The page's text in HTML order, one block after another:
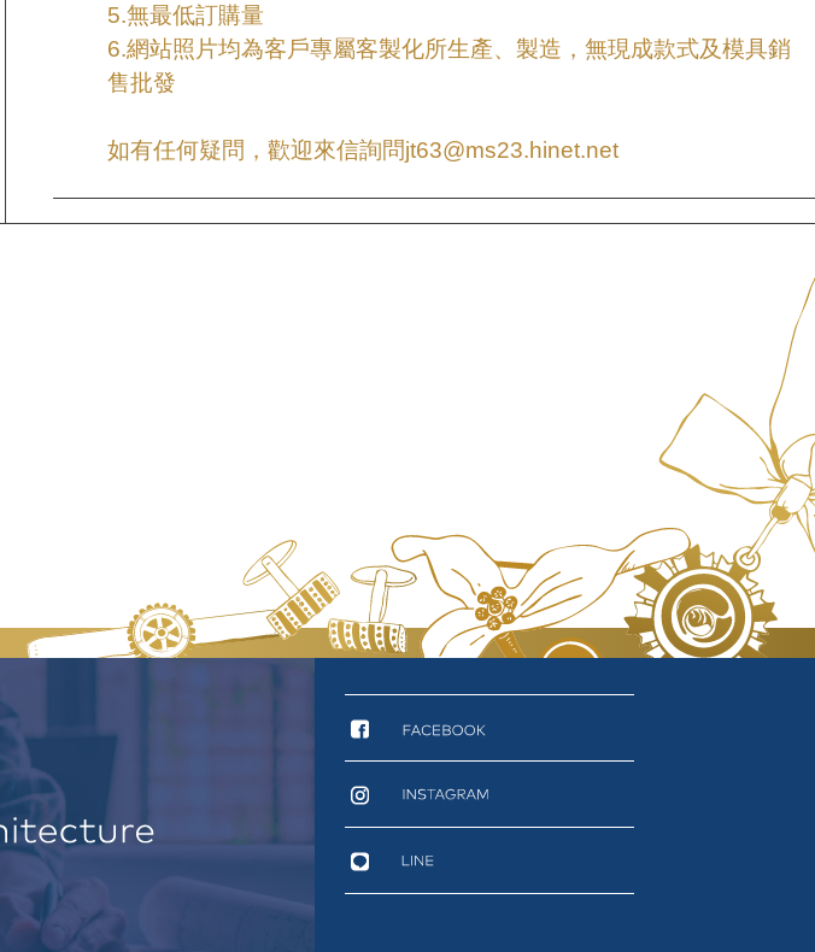
5.無最低訂購量
6.網站照片均為客戶專屬客製化所生產、製造，無現成款式及模具銷
售批發
如有任何疑問，歡迎來信詢問jt63@ms23.hinet.net